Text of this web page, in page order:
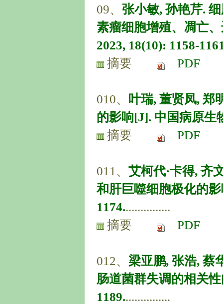
09、 张小敏, 孙艳芹.
素瘤细胞增殖、凋亡
2023, 18(10): 1158-
摘要
PDF
010、
叶瑞, 董贤凤, 郑
的影响[J]. 中国病原生
摘要
PDF
011、 艾柯代·卡得, 齐
和肝巨噬细胞极化的
1174................
摘要
PDF
012、 梁亚鹏, 张浩, 蔡
肠道菌群失调的相关
1189................